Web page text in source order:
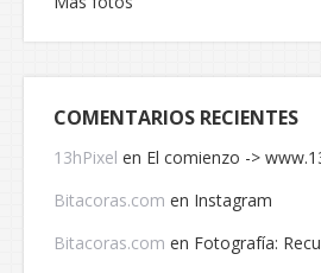
COMENTARIOS RECIENTES
13hPixel en El comienzo ->
Bitacoras.com en Instagram
Bitacoras.com en Fotografía: